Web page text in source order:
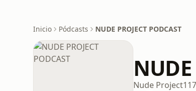
Inicio Pódcasts NUDE PROJECT PODCAST
NUDE
Nude Project